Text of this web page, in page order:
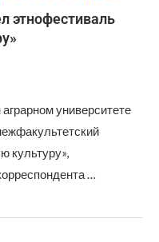
этнофестиваль
университете
культуру»,
…